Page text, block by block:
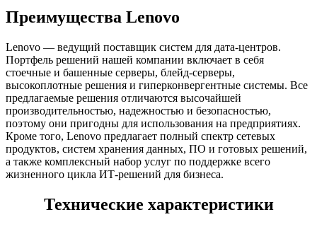
Преимущества Lenovo
Lenovo — ведущий поставщик систем для дата-центров.
Портфель решений нашей компании включает в себя
стоечные и башенные серверы, блейд-серверы,
высокоплотные решения и гиперконвергентные системы. Все
предлагаемые решения отличаются высочайшей
производительностью, надежностью и безопасностью,
поэтому они пригодны для использования на предприятиях.
Кроме того, Lenovo предлагает полный спектр сетевых
продуктов, систем хранения данных, ПО и готовых решений,
а также комплексный набор услуг по поддержке всего
жизненного цикла ИТ-решений для бизнеса.
Технические характеристики